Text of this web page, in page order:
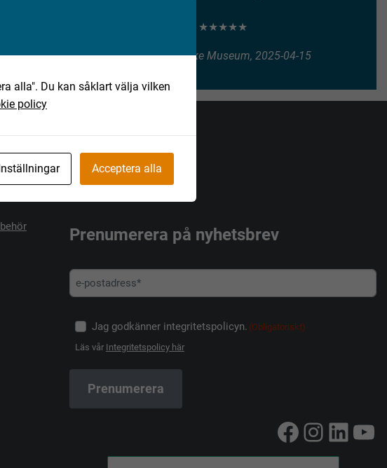
★★★★★
Henry Vitlycke Museum, 2025-04-15
Prenumerera på nyhetsbrev
Jag godkänner integritetspolicyn. (Obligatoriskt)
Läs vår Integritetspolicy här
Facebook
alla". Du kan såklart välja vilken
policy
Acceptera alla